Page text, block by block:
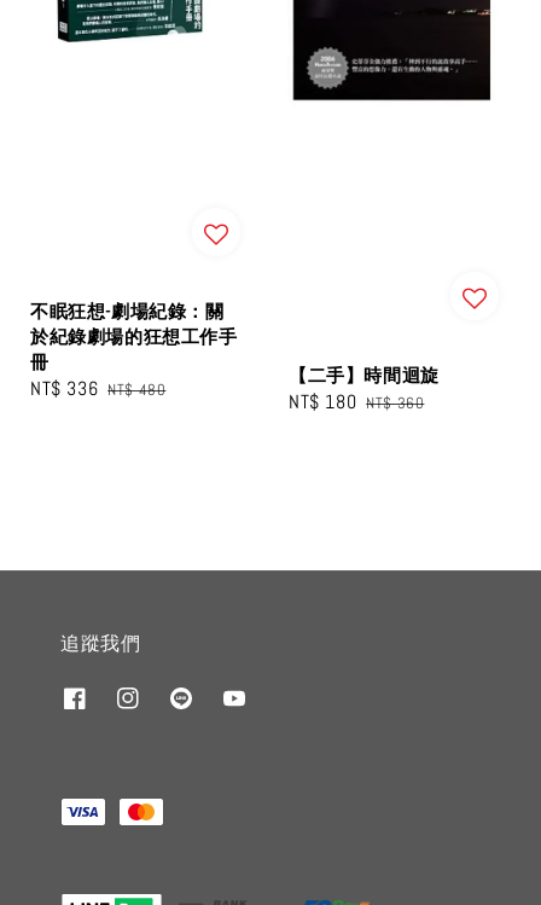
不眠狂想-劇場紀錄：關
於紀錄劇場的狂想工作手
冊
Sale
NT$ 336 Regular
NT$ 480
【二手】時間迴旋
Sale
NT$ 180 Regular
NT$ 360
追蹤我們